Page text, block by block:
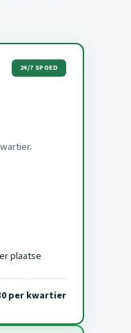
24/7 SPOED
plaatse
per kwartier